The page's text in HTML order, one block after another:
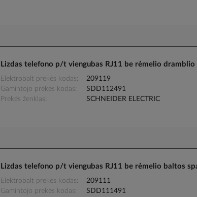
Lizdas telefono p/t viengubas RJ11 be rėmelio dramblio
Elektrobalt prekės kodas
209119
Gamintojo prekės kodas
SDD112491
Prekės ženklas
SCHNEIDER ELECTRIC
Lizdas telefono p/t viengubas RJ11 be rėmelio baltos
Elektrobalt prekės kodas
209111
Gamintojo prekės kodas
SDD111491